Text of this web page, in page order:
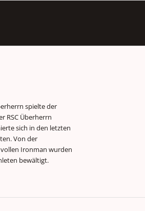
spielte der
RSC Überherrn
sich in den letzten
Von der
Ironman wurden
bewältigt.